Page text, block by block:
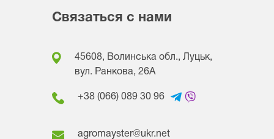
Связаться с нами
45608, Волинська обл., Луцьк,
вул. Ранкова, 26A
+38 (066) 089 30 96
agromayster@ukr.net